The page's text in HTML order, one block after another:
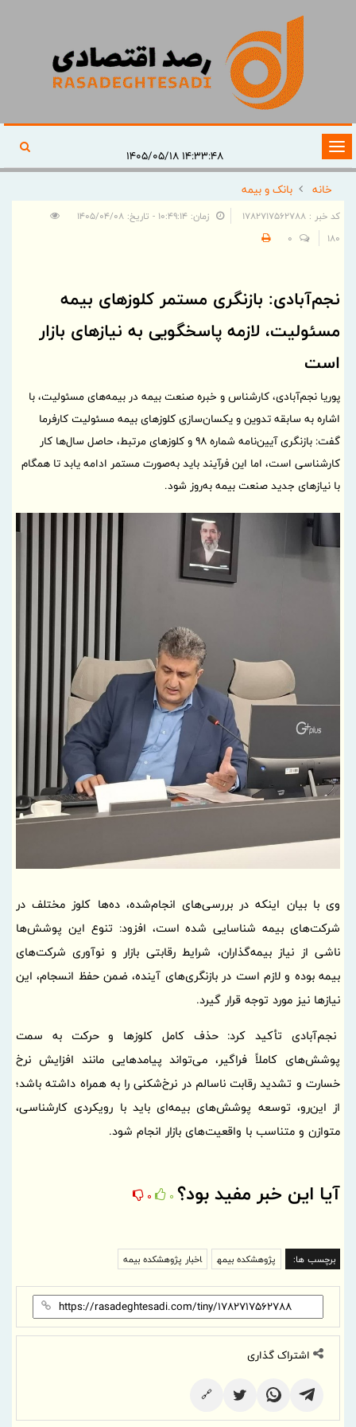
تغییر
وضعیت
ناوبری
۱۴:۳۳:۴۸ ۱۴۰۵/۰۵/۱۸
خانه
بانک و بیمه
کد خبر : 1782717562788
زمان: ۱۰:۴۹:۱۴ - تاریخ: ۱۴۰۵/۰۴/۰۸
180
0
نجم‌آبادی: بازنگری مستمر کلوزهای بیمه
مسئولیت، لازمه پاسخگویی به نیازهای بازار
است
پوریا نجم‌آبادی، کارشناس و خبره صنعت بیمه در بیمه‌های مسئولیت، با
اشاره به سابقه تدوین و یکسان‌سازی کلوزهای بیمه مسئولیت کارفرما
گفت: بازنگری آیین‌نامه شماره ۹۸ و کلوزهای مرتبط، حاصل سال‌ها کار
کارشناسی است، اما این فرآیند باید به‌صورت مستمر ادامه یابد تا همگام
با نیازهای جدید صنعت بیمه به‌روز شود.
وی با بیان اینکه در بررسی‌های انجام‌شده، ده‌ها کلوز مختلف در
شرکت‌های بیمه شناسایی شده است، افزود: تنوع این پوشش‌ها
ناشی از نیاز بیمه‌گذاران، شرایط رقابتی بازار و نوآوری شرکت‌های
بیمه بوده و لازم است در بازنگری‌های آینده، ضمن حفظ انسجام، این
نیازها نیز مورد توجه قرار گیرد.
نجم‌آبادی تأکید کرد: حذف کامل کلوزها و حرکت به سمت
پوشش‌های کاملاً فراگیر، می‌تواند پیامدهایی مانند افزایش نرخ
خسارت و تشدید رقابت ناسالم در نرخ‌شکنی را به همراه داشته باشد؛
از این‌رو، توسعه پوشش‌های بیمه‌ای باید با رویکردی کارشناسی،
متوازن و متناسب با واقعیت‌های بازار انجام شود.
آیا این خبر مفید بود؟ 0
0
برچسب ها: پژوهشكده بیمه اخبار پژوهشکده بیمه
اشتراک گذاری
🔗